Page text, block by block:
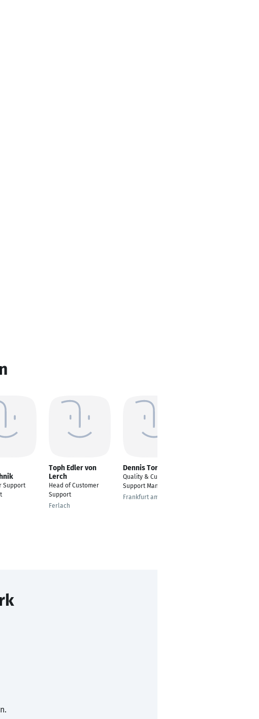
Support
Toph Edler von
Lerch
Head of Customer
Support
Ferlach
Dennis Torlümke
Quality & Customer
Support Manager
Frankfurt am Main